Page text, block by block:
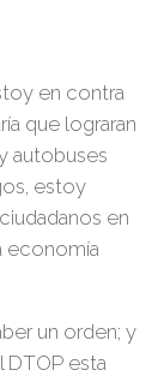
en contra
que lograran
autobuses
estoy
en
economía
un orden; y
DTOP esta